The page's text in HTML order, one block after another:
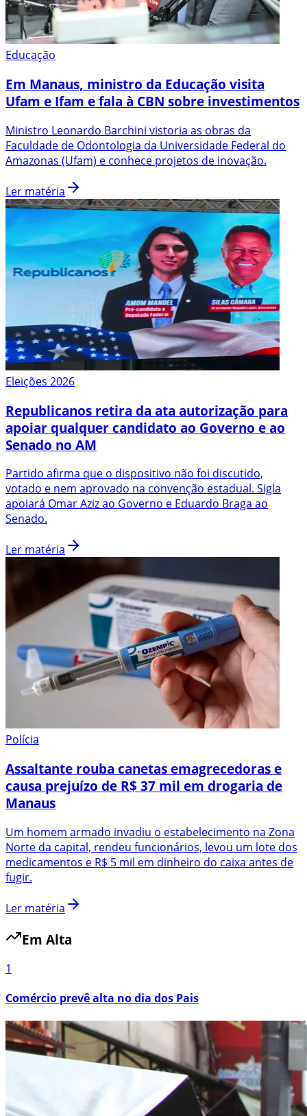
Educação
Em Manaus, ministro da Educação visita
Ufam e Ifam e fala à CBN sobre investimentos
Ministro Leonardo Barchini vistoria as obras da
Faculdade de Odontologia da Universidade Federal do
Amazonas (Ufam) e conhece projetos de inovação.
Ler matéria
Eleições 2026
Republicanos retira da ata autorização para
apoiar qualquer candidato ao Governo e ao
Senado no AM
Partido afirma que o dispositivo não foi discutido,
votado e nem aprovado na convenção estadual. Sigla
apoiará Omar Aziz ao Governo e Eduardo Braga ao
Senado.
Ler matéria
Polícia
Assaltante rouba canetas emagrecedoras e
causa prejuízo de R$ 37 mil em drogaria de
Manaus
Um homem armado invadiu o estabelecimento na Zona
Norte da capital, rendeu funcionários, levou um lote dos
medicamentos e R$ 5 mil em dinheiro do caixa antes de
fugir.
Ler matéria
Em Alta
1
Comércio prevê alta no dia dos Pais